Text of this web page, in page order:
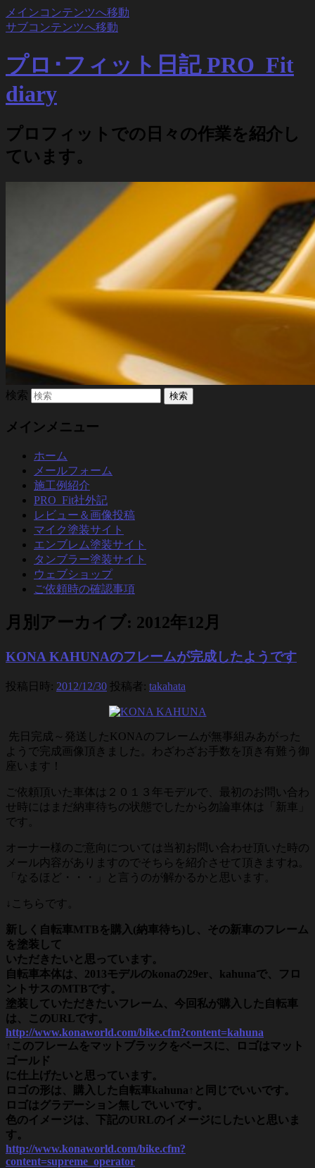
メインコンテンツへ移動
サブコンテンツへ移動
プロ･フィット日記 PRO_Fit
diary
プロフィットでの日々の作業を紹介し
ています。
検索
メインメニュー
ホーム
メールフォーム
施工例紹介
PRO_Fit社外記
レビュー＆画像投稿
マイク塗装サイト
エンブレム塗装サイト
タンブラー塗装サイト
ウェブショップ
ご依頼時の確認事項
月別アーカイブ: 2012年12月
KONA KAHUNAのフレームが完成したようです
投稿日時: 2012/12/30 投稿者: takahata
先日完成～発送したKONAのフレームが無事組みあがった
ようで完成画像頂きました。わざわざお手数を頂き有難う御
座います！
ご依頼頂いた車体は２０１３年モデルで、最初のお問い合わ
せ時にはまだ納車待ちの状態でしたから勿論車体は「新車」
です。
オーナー様のご意向については当初お問い合わせ頂いた時の
メール内容がありますのでそちらを紹介させて頂きますね。
「なるほど・・・」と言うのが解かるかと思います。
↓こちらです。
新しく自転車MTBを購入(納車待ち)し、その新車のフレーム
を塗装して
いただきたいと思っています。
自転車本体は、2013モデルのkonaの29er、kahunaで、フロ
ントサスのMTBです。
塗装していただきたいフレーム、今回私が購入した自転車
は、このURLです。
http://www.konaworld.com/bike.cfm?content=kahuna
↑このフレームをマットブラックをベースに、ロゴはマット
ゴールド
に仕上げたいと思っています。
ロゴの形は、購入した自転車kahuna↑と同じでいいです。
ロゴはグラデーション無しでいいです。
色のイメージは、下記のURLのイメージにしたいと思いま
す。
http://www.konaworld.com/bike.cfm?
content=supreme_operator